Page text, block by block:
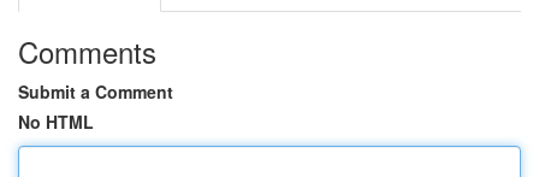
Comments
Submit a Comment
No HTML